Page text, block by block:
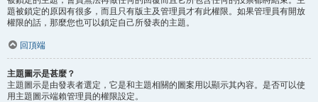
題被鎖定的原因有很多，而且只有版主及管理員才有此權限。如果管理員有開放
權限的話，那麼您也可以鎖定自己所發表的主題。
回頂端
主題圖示是甚麼？
主題圖示是由發表者選定，它是和主題相關的圖案用以顯示其內容。是否可以使
用主題圖示端賴管理員的權限設定。